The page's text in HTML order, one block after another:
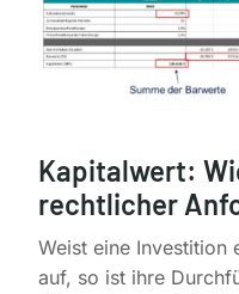
Kapitalwert:
rechtlicher
Weist eine Investition
auf, so ist ihre